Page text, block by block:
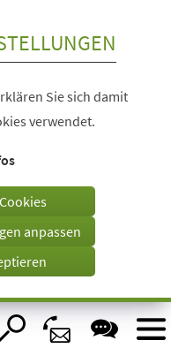
Sie sich damit
verwendet.
anpassen